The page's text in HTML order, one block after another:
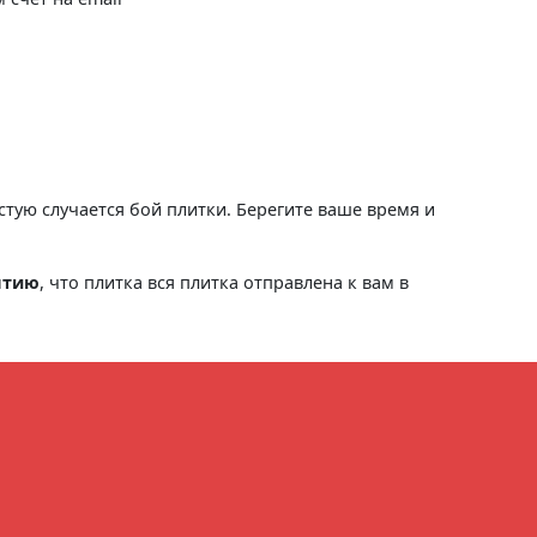
случается бой плитки. Берегите ваше время и
, что плитка вся плитка отправлена к вам в